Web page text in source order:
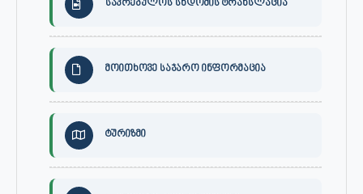
საკრებულოს სხდომის ტრანსლაცია
მოითხოვე საჯარო ინფორმაცია
ტურიზმი